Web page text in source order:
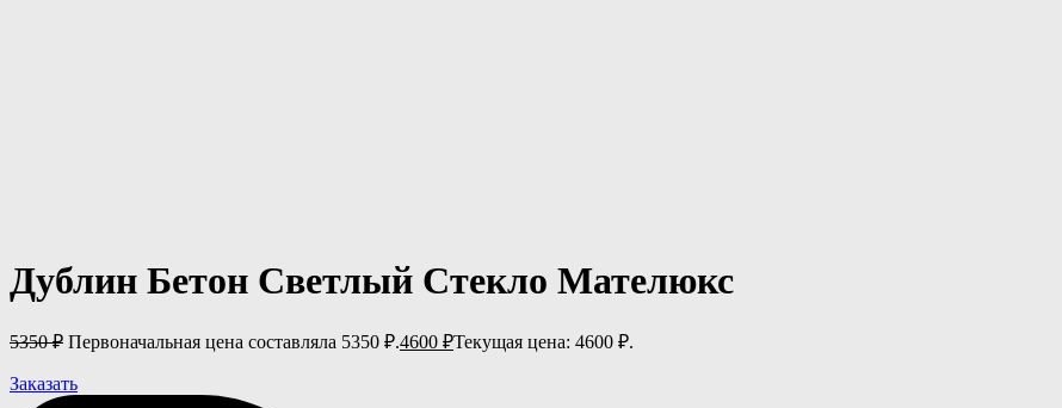
Дублин Бетон Светлый Стекло Мателюкс
5350₽ Первоначальная цена составляла 5350 ₽.4600 ₽Текущая цена: 4600 ₽.
Заказать